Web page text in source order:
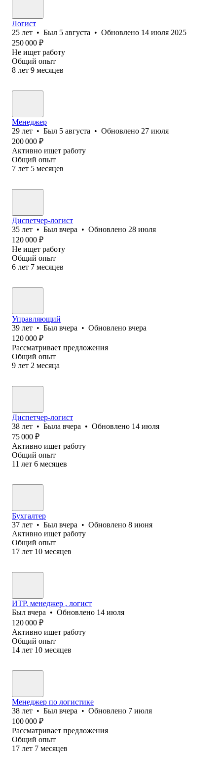
Логист
25 лет • Был 5 августа • Обновлено 14 июля 2025
250 000 ₽
Не ищет работу
Общий опыт
8 лет 9 месяцев
Менеджер
29 лет • Был 5 августа • Обновлено 27 июля
200 000 ₽
Активно ищет работу
Общий опыт
7 лет 5 месяцев
Диспетчер-логист
35 лет • Был вчера • Обновлено 28 июля
120 000 ₽
Не ищет работу
Общий опыт
6 лет 7 месяцев
Управляющий
39 лет • Был вчера • Обновлено вчера
120 000 ₽
Рассматривает предложения
Общий опыт
9 лет 2 месяца
Диспетчер-логист
38 лет • Была вчера • Обновлено 14 июля
75 000 ₽
Активно ищет работу
Общий опыт
11 лет 6 месяцев
Бухгалтер
37 лет • Был вчера • Обновлено 8 июня
Активно ищет работу
Общий опыт
17 лет 10 месяцев
ИТР, менеджер , логист
Был вчера • Обновлено 14 июля
120 000 ₽
Активно ищет работу
Общий опыт
14 лет 10 месяцев
Менеджер по логистике
38 лет • Был вчера • Обновлено 7 июля
100 000 ₽
Рассматривает предложения
Общий опыт
17 лет 7 месяцев